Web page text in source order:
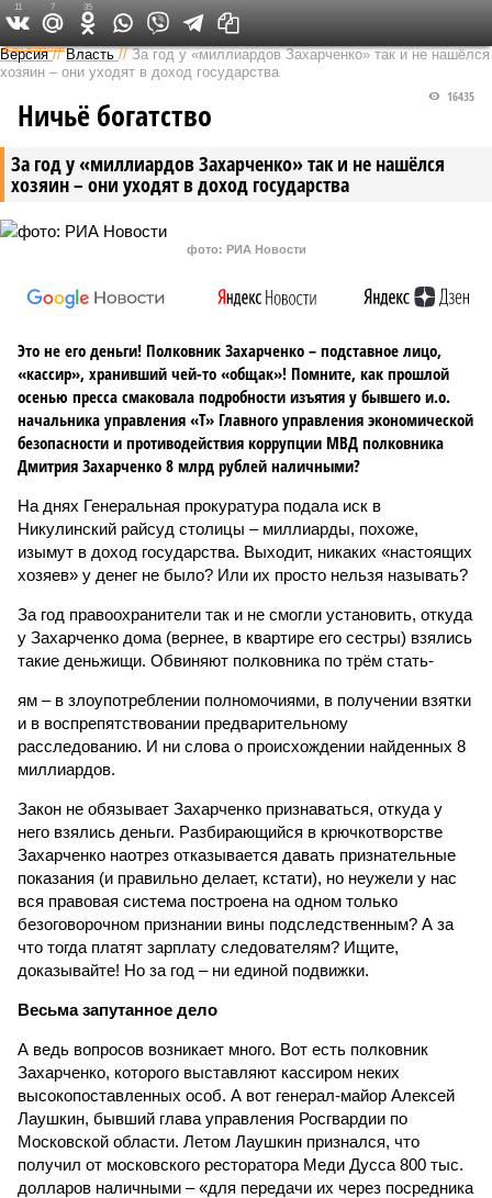
Федеральный выпуск
Версия //Власть //За год у «миллиардов Захарченко» так и не нашёлся
хозяин – они уходят в доход государства
За год у «миллиардов Захарченко» так и не нашёлся
хозяин – они уходят в доход государства
16435
Ничьё богатство
фото: РИА Новости
Это не его деньги! Полковник Захарченко – подставное лицо,
«кассир», хранивший чей-то «общак»! Помните, как прошлой
осенью пресса смаковала подробности изъятия у бывшего и.о.
начальника управления «Т» Главного управления экономической
безопасности и противодействия коррупции МВД полковника
Дмитрия Захарченко 8 млрд рублей наличными?
На днях Генеральная прокуратура подала иск в
Никулинский райсуд столицы – миллиарды, похоже,
изымут в доход государства. Выходит, никаких «настоящих
хозяев» у денег не было? Или их просто нельзя называть?
За год правоохранители так и не смогли установить, откуда
у Захарченко дома (вернее, в квартире его сестры) взялись
такие деньжищи. Обвиняют полковника по трём стать-
ям – в злоупотреблении полномочиями, в получении взятки
и в воспрепятствовании предварительному
расследованию. И ни слова о происхождении найденных 8
миллиардов.
Закон не обязывает Захарченко признаваться, откуда у
него взялись деньги. Разбирающийся в крючкотворстве
Захарченко наотрез отказывается давать признательные
показания (и правильно делает, кстати), но неужели у нас
вся правовая система построена на одном только
безоговорочном признании вины подследственным? А за
что тогда платят зарплату следователям? Ищите,
доказывайте! Но за год – ни единой подвижки.
Весьма запутанное дело
А ведь вопросов возникает много. Вот есть полковник
Захарченко, которого выставляют кассиром неких
высокопоставленных особ. А вот генерал-майор Алексей
Лаушкин, бывший глава управления Росгвардии по
Московской области. Летом Лаушкин признался, что
получил от московского ресторатора Меди Дусса 800 тыс.
долларов наличными – «для передачи их через посредника
11 7 35